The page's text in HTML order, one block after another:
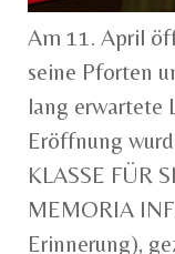
Am 11. April
seine Pforten
lang erwartete
Eröffnung
KLASSE FÜR
MEMORIA
Erinnerung),